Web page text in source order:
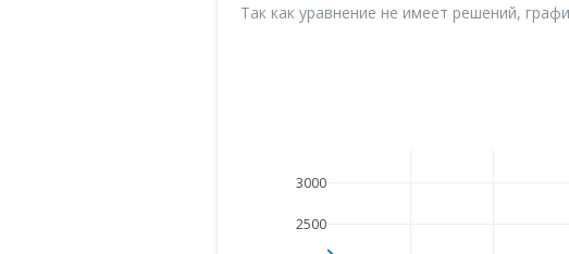
Так как уравнение не имеет решений,
2500
3000